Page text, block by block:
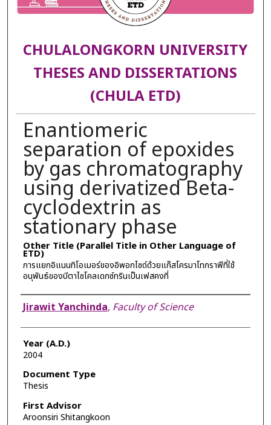
CHULALONGKORN UNIVERSITY
THESES AND DISSERTATIONS
(CHULA ETD)
Enantiomeric
separation of epoxides
by gas chromatography
using derivatized Beta-
cyclodextrin as
stationary phase
Other Title (Parallel Title in Other Language of
ETD)
การแยกอิแนนทิโอเมอร์ของอิพอกไซด์ด้วยแก๊สโครมาโทกราฟีที่ใช้
อนุพันธ์ของบีตาไซโคลเดกซ์ทรินเป็นเฟสคงที่
Author
Jirawit Yanchinda, Faculty of Science
Year (A.D.)
2004
Document Type
Thesis
First Advisor
Aroonsiri Shitangkoon